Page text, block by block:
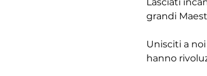
grandi
Unisciti a
hanno